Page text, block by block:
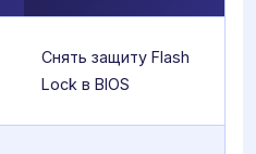
Снять защиту Flash
Lock в BIOS